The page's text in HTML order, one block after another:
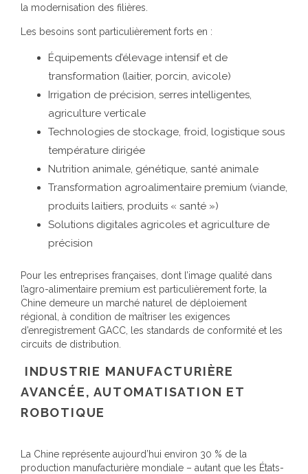
la modernisation des filières.
Les besoins sont particulièrement forts en :
Équipements d’élevage intensif et de
transformation (laitier, porcin, avicole)
Irrigation de précision, serres intelligentes,
agriculture verticale
Technologies de stockage, froid, logistique sous
température dirigée
Nutrition animale, génétique, santé animale
Transformation agroalimentaire premium (viande,
produits laitiers, produits « santé »)
Solutions digitales agricoles et agriculture de
précision
Pour les entreprises françaises, dont l’image qualité dans
l’agro-alimentaire premium est particulièrement forte, la
Chine demeure un marché naturel de déploiement
régional, à condition de maîtriser les exigences
d’enregistrement GACC, les standards de conformité et les
circuits de distribution.
INDUSTRIE MANUFACTURIÈRE
AVANCÉE, AUTOMATISATION ET
ROBOTIQUE
La Chine représente aujourd’hui environ 30 % de la
production manufacturière mondiale – autant que les États-